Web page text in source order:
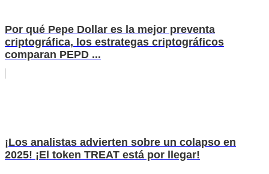
Por qué Pepe Dollar es la mejor preventa
criptográfica, los estrategas criptográficos
comparan PEPD ...
¡Los analistas advierten sobre un colapso en
2025! ¡El token TREAT está por llegar!